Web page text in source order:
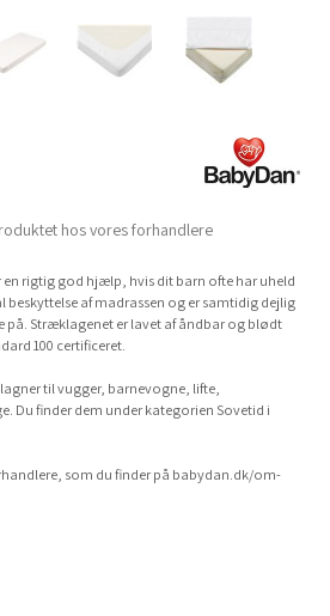
hos vores forhandlere
rigtig god hjælp, hvis dit barn ofte har uheld
af madrassen og er samtidig dejlig
Stræklagenet er lavet af åndbar og blødt
100 certificeret.
til vugger, barnevogne, lifte,
Du finder dem under kategorien Sovetid i
som du finder på babydan.dk/om-